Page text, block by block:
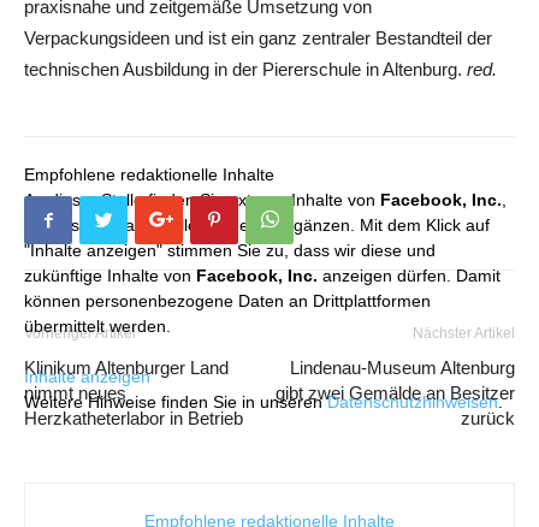
praxisnahe und zeitgemäße Umsetzung von
Verpackungsideen und ist ein ganz zentraler Bestandteil der
technischen Ausbildung in der Piererschule in Altenburg. red.
Empfohlene redaktionelle Inhalte
An dieser Stelle finden Sie externe Inhalte von Facebook, Inc.
die unser redaktionelles Angebot ergänzen. Mit dem Klick auf
"Inhalte anzeigen" stimmen Sie zu, dass wir diese und
zukünftige Inhalte von Facebook, Inc. anzeigen dürfen. Damit
können personenbezogene Daten an Drittplattformen
übermittelt werden.
Inhalte anzeigen
Weitere Hinweise finden Sie in unserenDatenschutzhinweisen.
Vorheriger Artikel
Klinikum Altenburger Land
nimmt neues
Herzkatheterlabor in Betrieb
Nächster Artikel
Lindenau-Museum Altenburg
gibt zwei Gemälde an Besitzer
zurück
Empfohlene redaktionelle Inhalte